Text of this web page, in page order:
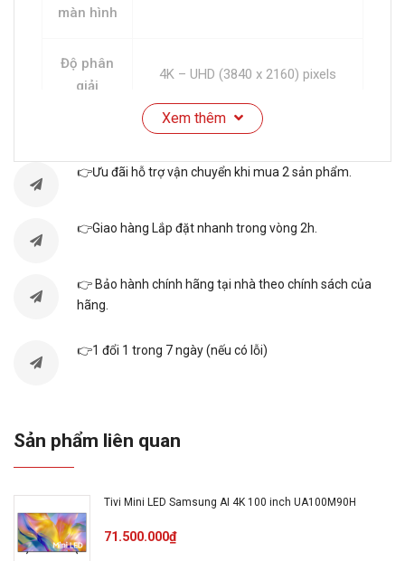
màn hình
Độ phân
giải
4K – UHD (3840 x 2160) pixels
hình
mắt
USB
Xem thêm
👉Ưu đãi hỗ trợ vận chuyển khi mua 2 sản phẩm.
👉Giao hàng Lắp đặt nhanh trong vòng 2h.
👉 Bảo hành chính hãng tại nhà theo chính sách của
hãng.
👉1 đổi 1 trong 7 ngày (nếu có lỗi)
Sản phẩm liên quan
Tivi Mini LED Samsung AI 4K 100 inch UA100M90H
71.500.000₫